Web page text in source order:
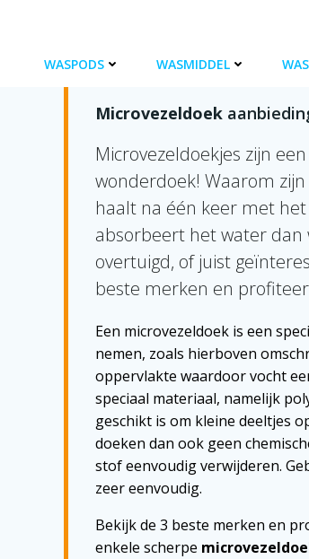
inhoud
WASPODS WASMIDDEL
MICROVEZELDOEKJES KOPEN
Microvezeldoek
Microvezeldoekjes zijn
wonderdoek! Waarom
haalt na één keer met
absorbeert het water dan
overtuigd, of juist
beste merken en
Een microvezeldoek is een
nemen, zoals hierboven
oppervlakte waardoor vocht
speciaal materiaal, namelijk
geschikt is om kleine deeltjes
doeken dan ook geen
stof eenvoudig verwijderen.
zeer eenvoudig.
Bekijk de 3 beste merken en
enkele scherpe